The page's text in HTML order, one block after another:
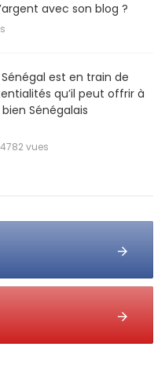
avec son blog ?
est en train de
qu’il peut offrir à
Sénégalais
4782 vues